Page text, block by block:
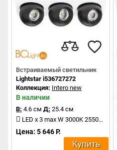
Встраиваемый светильник
Lightstar i536727272
Коллекция: Intero new
В наличии
В: 4.6 см Д: 25.4 см
LED x 3 max W 3000K 2550Lm
Цена: 5 646 Р.
Купить